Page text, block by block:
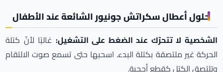
حلول أعطال سكراتش جونيور الشائعة عند الأطفال
الشخصية لا تتحرّك عند الضغط على التشغيل: غالبًا لأنّ كتلة
الحركة غير ملتصقة بكتلة البدء. اسحبها حتى تسمع صوت الالتقام
وتلتصق الكتل كقطع أحجية.